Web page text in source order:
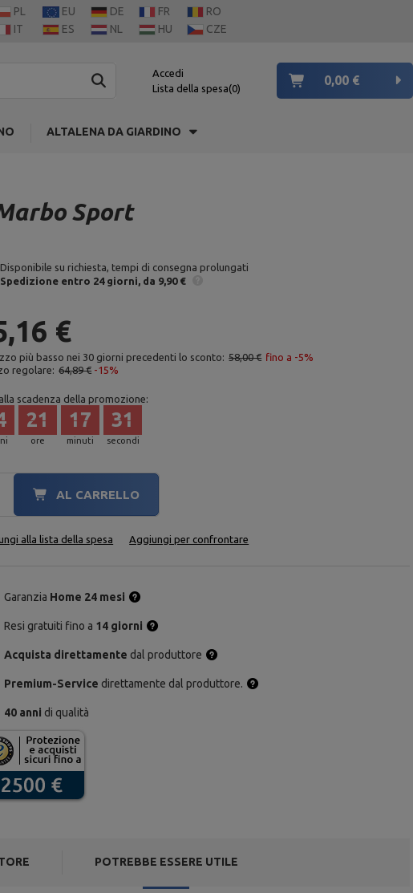
PL EU DE FR
RO
IT
ES NL HU CZE
Accedi
Lista della spesa 0
0,00 €
ALTALENA DA GIARDINO
Sport
Disponibile su richiesta, tempi di consegna prolungati
Spedizione entro 24 giorni da 9,90 €
€
più basso nei 30 giorni precedenti lo sconto: 58,00 € fino a -5%
regolare: 64,89 € -15%
scadenza della promozione:
ore
21
minuti
17
secondi
31
AL CARRELLO
alla lista della spesa Aggiungi per confrontare
Garanzia Home 24 mesi
Resi gratuiti fino a 14 giorni
Acquista direttamente dal produttore
Premium-Service direttamente dal produttore.
40 anni di qualità
POTREBBE ESSERE UTILE